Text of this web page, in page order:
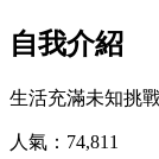
自我介紹
生活充滿未知挑
人氣： 74,811